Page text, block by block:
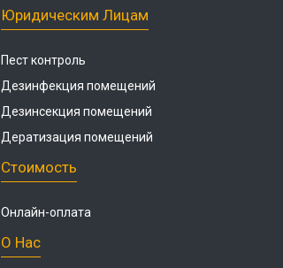
Юридическим Лицам
Пест контроль
Дезинфекция помещений
Дезинсекция помещений
Дератизация помещений
Стоимость
Онлайн-оплата
О Нас